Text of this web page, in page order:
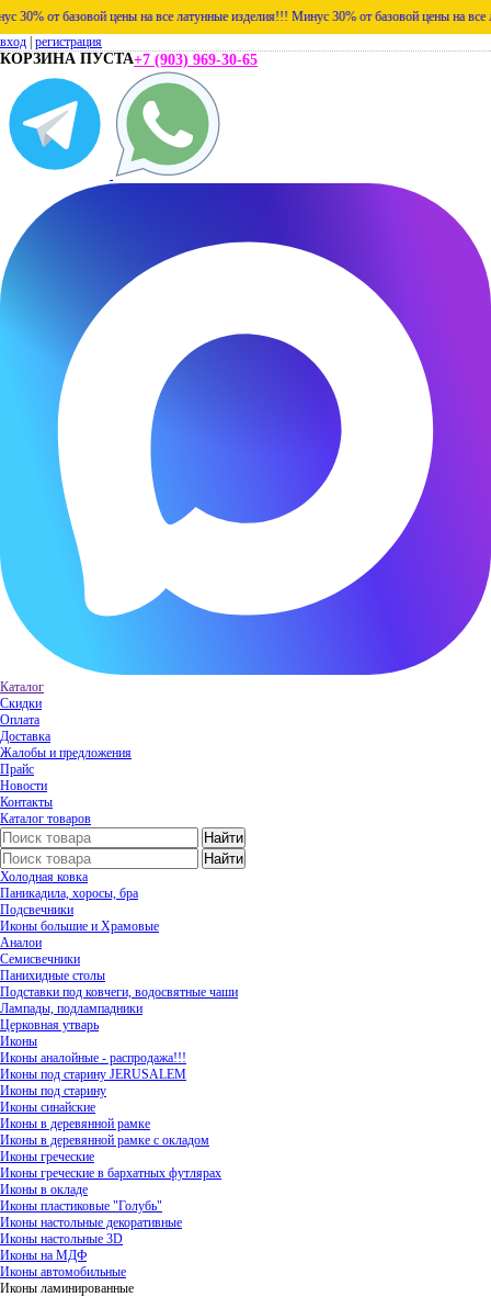
от базовой цены на все латунные изделия!!! Минус 30% от базовой цены на все
вход регистрация
КОРЗИНА ПУСТА+7 (903) 969-30-65
Каталог
Скидки
Оплата
Доставка
Жалобы и предложения
Прайс
Новости
Контакты
Каталог товаров
Холодная ковка
Паникадила, хоросы, бра
Подсвечники
Иконы большие и Храмовые
Аналои
Семисвечники
Панихидные столы
Подставки под ковчеги, водосвятные чаши
Лампады, подлампадники
Церковная утварь
Иконы
Иконы аналойные - распродажа!!!
Иконы под старину JERUSALEM
Иконы под старину
Иконы синайские
Иконы в деревянной рамке
Иконы в деревянной рамке с окладом
Иконы греческие
Иконы греческие в бархатных футлярах
Иконы в окладе
Иконы пластиковые "Голубь"
Иконы настольные декоративные
Иконы настольные 3D
Иконы на МДФ
Иконы автомобильные
Иконы ламинированные